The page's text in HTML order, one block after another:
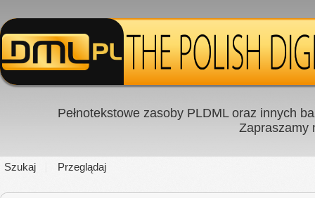
Pełnotekstowe zasoby PLDML oraz innych
Zapraszamy
Szukaj Przeglądaj